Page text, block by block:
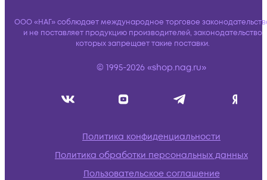
ООО «НАГ» соблюдает международное торговое
и не поставляет продукцию производителей, законодательство
которых запрещает такие поставки.
© 1995-2026 «shop.nag.ru»
Политика конфиденциальности
Политика обработки персональных данных
Пользовательское соглашение